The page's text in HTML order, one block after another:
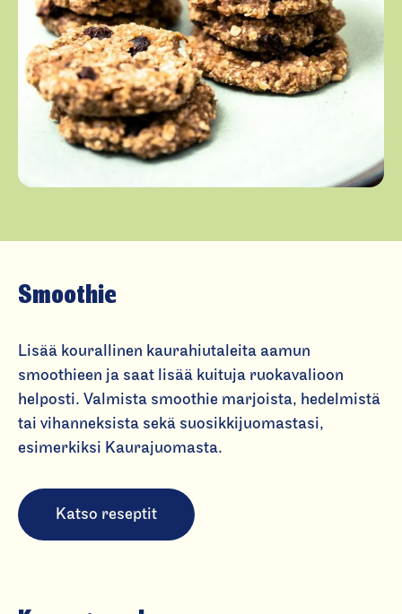
Smoothie
Lisää kourallinen kaurahiutaleita aamun
smoothieen ja saat lisää kuituja ruokavalioon
helposti. Valmista smoothie marjoista, hedelmistä
tai vihanneksista sekä suosikkijuomastasi,
esimerkiksi Kaurajuomasta.
Katso reseptit